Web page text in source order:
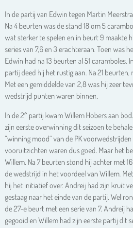
In de partij van Edwin tegen Martin
Na 4 beurten was de stand 18 om 5
wat sterker te spelen en in beurt 9 maakte
series van 7,6 en 3 erachteraan. Toen was
Edwin had na 13 beurten al 51 caramboles.
partij deed hij het rustig aan. Na 21
Met een gemiddelde van 2,8 was hij zeer
wedstrijd punten waren binnen.
In de 2e partij kwam Willem Hobers aan
zijn eerste overwinning dit seizoen te
“winning mood“ van de PK
vooruitzichten waren dus goed. Maar het
Willem. Na 7 beurten stond hij achter met
de wedstrijd in het voordeel van Willem.
hij het initiatief over. Andreij had zijn kruit
gestaag naar het einde van de partij. Wel
de 27-e beurt met een serie van 7. Andreij
gegooid en Willem had zijn eerste partij dit